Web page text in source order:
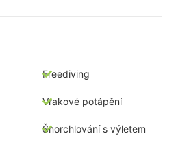
Freediving
Vrakové potápění
Šnorchlování s výletem